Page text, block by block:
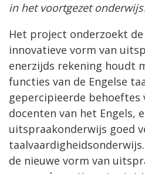
in het voortgezet
Het project onderzoekt
innovatieve vorm van
enerzijds rekening houdt
functies van de Engelse
gepercipieerde behoeftes
docenten van het Engels,
uitspraakonderwijs goed
de nieuwe vorm van